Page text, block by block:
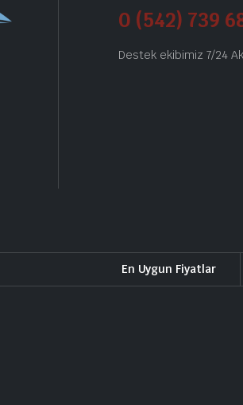
0 (542) 739
Destek ekibimiz 7/24
En Uygun Fiyatlar